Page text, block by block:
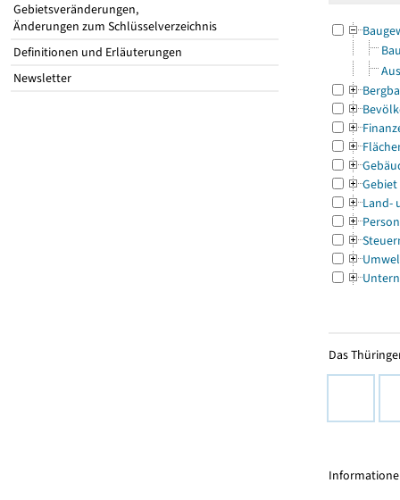
Gebietsveränderungen,
Änderungen zum Schlüsselverzeichnis
Definitionen und Erläuterungen
Newsletter
Gebiet
Land-
Das